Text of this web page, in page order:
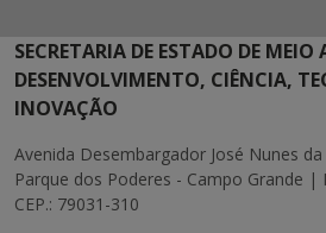
SECRETARIA DE ESTADO DE MEIO
DESENVOLVIMENTO, CIÊNCIA,
INOVAÇÃO
Avenida Desembargador José Nunes
Parque dos Poderes - Campo Grande |
CEP.: 79031-310